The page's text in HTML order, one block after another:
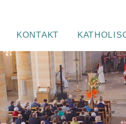
KONTAKT